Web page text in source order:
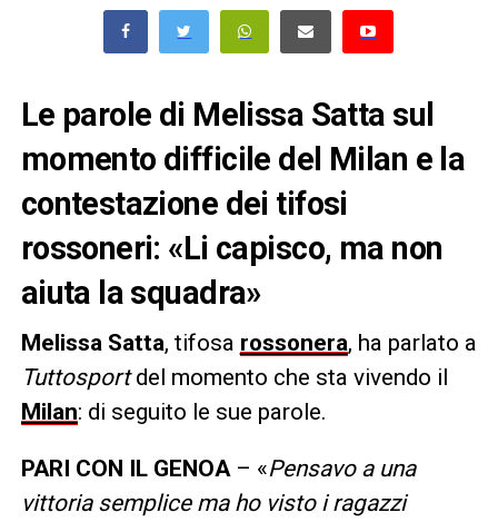
Le parole di Melissa Satta sul
momento difficile del Milan e la
contestazione dei tifosi
rossoneri: «Li capisco, ma non
aiuta la squadra»
Melissa Satta, tifosa rossonera, ha parlato a
Tuttosportdel momento che sta vivendo il
Milan: di seguito le sue parole.
PARI CON IL GENOA– «Pensavo a una
vittoria semplice ma ho visto i ragazzi